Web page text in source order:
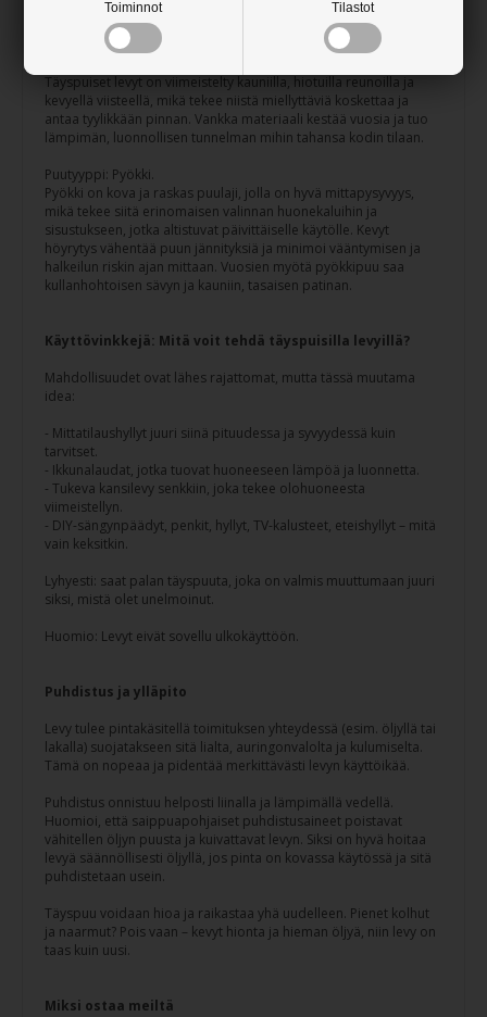
Toiminnot Tilastot
lamellit. Jokaisen lamellin leveys on 42 mm, ja saat pala hienoa
käsityötä kevyesti höyrytetystä pyökistä – tunnettu sen
lämpimästä sävystä, tasaisesta rakenteesta ja kestävyydestä.
Täyspuiset levyt on viimeistelty kauniilla, hiotuilla reunoilla ja
kevyellä viisteellä, mikä tekee niistä miellyttäviä koskettaa ja
antaa tyylikkään pinnan. Vankka materiaali kestää vuosia ja tuo
lämpimän, luonnollisen tunnelman mihin tahansa kodin tilaan.
Puutyyppi: Pyökki.
Pyökki on kova ja raskas puulaji, jolla on hyvä mittapysyvyys,
mikä tekee siitä erinomaisen valinnan huonekaluihin ja
sisustukseen, jotka altistuvat päivittäiselle käytölle. Kevyt
höyrytys vähentää puun jännityksiä ja minimoi vääntymisen ja
halkeilun riskin ajan mittaan. Vuosien myötä pyökkipuu saa
kullanhohtoisen sävyn ja kauniin, tasaisen patinan.
Käyttövinkkejä: Mitä voit tehdä täyspuisilla levyillä?
Mahdollisuudet ovat lähes rajattomat, mutta tässä muutama
idea:
- Mittatilaushyllyt juuri siinä pituudessa ja syvyydessä kuin
tarvitset.
- Ikkunalaudat, jotka tuovat huoneeseen lämpöä ja luonnetta.
- Tukeva kansilevy senkkiin, joka tekee olohuoneesta
viimeistellyn.
- DIY-sängynpäädyt, penkit, hyllyt, TV-kalusteet, eteishyllyt – mitä
vain keksitkin.
Lyhyesti: saat palan täyspuuta, joka on valmis muuttumaan juuri
siksi, mistä olet unelmoinut.
Huomio: Levyt eivät sovellu ulkokäyttöön.
Puhdistus ja ylläpito
Levy tulee pintakäsitellä toimituksen yhteydessä (esim. öljyllä tai
lakalla) suojatakseen sitä lialta, auringonvalolta ja kulumiselta.
Tämä on nopeaa ja pidentää merkittävästi levyn käyttöikää.
Puhdistus onnistuu helposti liinalla ja lämpimällä vedellä.
Huomioi, että saippuapohjaiset puhdistusaineet poistavat
vähitellen öljyn puusta ja kuivattavat levyn. Siksi on hyvä hoitaa
levyä säännöllisesti öljyllä, jos pinta on kovassa käytössä ja sitä
puhdistetaan usein.
Täyspuu voidaan hioa ja raikastaa yhä uudelleen. Pienet kolhut
ja naarmut? Pois vaan – kevyt hionta ja hieman öljyä, niin levy on
taas kuin uusi.
Miksi ostaa meiltä